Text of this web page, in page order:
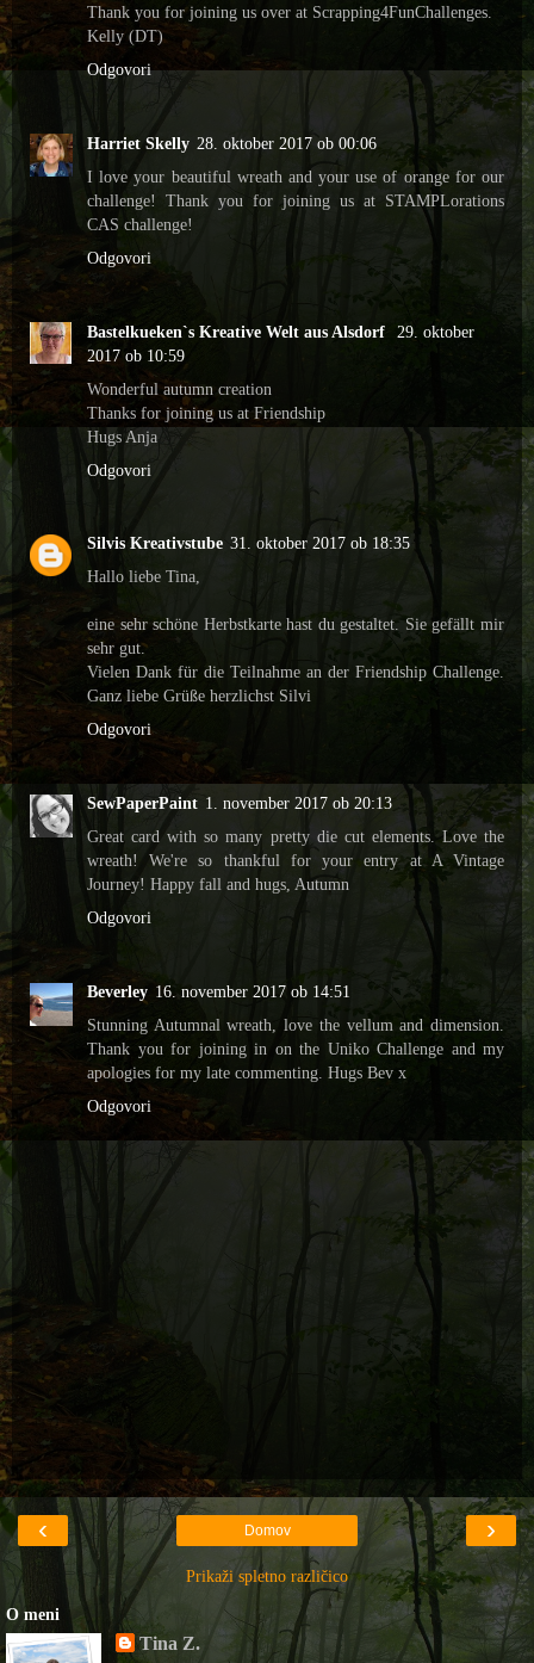
Thank you for joining us over at Scrapping4FunChallenges.
Kelly (DT)
Odgovori
Harriet Skelly 28. oktober 2017 ob 00:06
I love your beautiful wreath and your use of orange for our
challenge! Thank you for joining us at STAMPLorations
CAS challenge!
Odgovori
Bastelkueken`s Kreative Welt aus Alsdorf
29. oktober
2017 ob 10:59
Wonderful autumn creation
Thanks for joining us at Friendship
Hugs Anja
Odgovori
Silvis Kreativstube 31. oktober 2017 ob 18:35
Hallo liebe Tina,
eine sehr schöne Herbstkarte hast du gestaltet. Sie gefällt mir
sehr gut.
Vielen Dank für die Teilnahme an der Friendship Challenge.
Ganz liebe Grüße herzlichst Silvi
Odgovori
SewPaperPaint 1. november 2017 ob 20:13
Great card with so many pretty die cut elements. Love the
wreath! We're so thankful for your entry at A Vintage
Journey! Happy fall and hugs, Autumn
Odgovori
Beverley 16. november 2017 ob 14:51
Stunning Autumnal wreath, love the vellum and dimension.
Thank you for joining in on the Uniko Challenge and my
apologies for my late commenting. Hugs Bev x
Odgovori
‹ ›
Domov
Prikaži spletno različico
O meni
Tina Z.